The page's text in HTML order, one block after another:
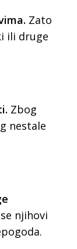
Zato
ili druge
Zbog
nestale
njihovi